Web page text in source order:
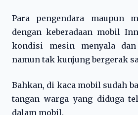
Para pengendara maupun
dengan keberadaan mobil
kondisi mesin menyala dan
namun tak kunjung bergerak
Bahkan, di kaca mobil sudah
tangan warga yang diduga
dalam mobil.